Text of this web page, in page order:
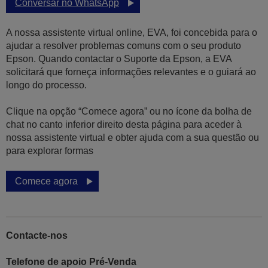
Conversar no WhatsApp
A nossa assistente virtual online, EVA, foi concebida para o
ajudar a resolver problemas comuns com o seu produto
Epson. Quando contactar o Suporte da Epson, a EVA
solicitará que forneça informações relevantes e o guiará ao
longo do processo.
Clique na opção “Comece agora” ou no ícone da bolha de
chat no canto inferior direito desta página para aceder à
nossa assistente virtual e obter ajuda com a sua questão ou
para explorar formas
Comece agora
Contacte-nos
Telefone de apoio Pré-Venda